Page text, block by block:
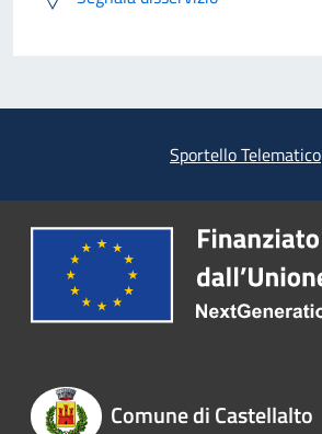
Sportello Telematico
Comune di Castellalto